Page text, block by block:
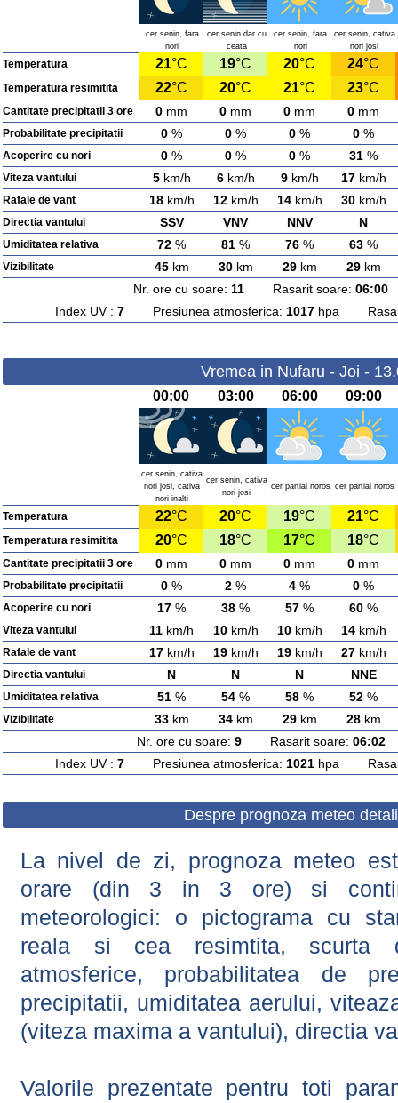
cer senin, fara
nori
cer senin dar cu
ceata
cer senin, fara
nori
cer senin, cativa
nori josi
Temperatura 21°C 19°C 20°C 24°C
Temperatura resimitita 22°C 20°C 21°C 23°C
Cantitate precipitatii 3 ore 0 mm 0 mm 0 mm 0 mm
Probabilitate precipitatii 0 % 0 % 0 % 0 %
Acoperire cu nori 0 % 0 % 0 % 31 %
Viteza vantului 5km/h 6km/h 9km/h 17km/h
Rafale de vant 18km/h 12km/h 14km/h 30km/h
Directia vantului SSV VNV NNV N
Umiditatea relativa 72 % 81 % 76 % 63 %
Vizibilitate 45km 30km 29km 29km
Nr. ore cu soare: 11 Rasarit soare: 06:00
Index UV : 7Presiunea atmosferica: 1017hpa
Vremea in Nufaru - Joi -
00:00 03:00 06:00 09:00
cer senin, cativa
nori josi, cativa
nori inalti
cer senin, cativa
nori josi
cer partial noros cer partial noros
Temperatura 22°C 20°C 19°C 21°C
Temperatura resimitita 20°C 18°C 17°C 18°C
Cantitate precipitatii 3 ore 0 mm 0 mm 0 mm 0 mm
Probabilitate precipitatii 0 % 2 % 4 % 0 %
Acoperire cu nori 17 % 38 % 57 % 60 %
Viteza vantului 11 km/h 10km/h 10km/h 14km/h
Rafale de vant 17km/h 19km/h 19km/h 27km/h
Directia vantului N N N NNE
Umiditatea relativa 51 % 54 % 58 % 52 %
Vizibilitate 33km 34km 29km 28km
Nr. ore cu soare: 9Rasarit soare: 06:02
Index UV : 7Presiunea atmosferica: 1021hpa
Despre prognoza meteo
La nivel de zi, prognoza meteo
orare (din 3 in 3 ore) si
meteorologici: o pictograma cu
reala si cea resimtita, scurta
atmosferice, probabilitatea de
precipitatii, umiditatea aerului,
(viteza maxima a vantului), directia
Valorile prezentate pentru toti